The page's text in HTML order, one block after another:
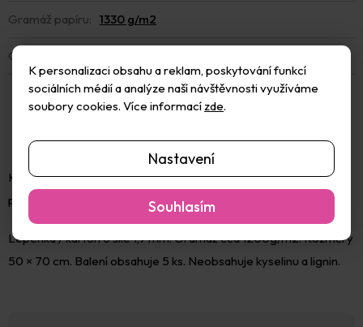
K personalizaci obsahu a reklam, poskytování funkcí
sociálních médií a analýze naší návštěvnosti využíváme
soubory cookies. Více informacízde.
Nastavení
Souhlasím
Kartonové desky k výrobě alb, diářů, deníků, bloků apod. Ideální
pro školní projekty nebo do kanceláře.
Lepenka / karton o síle 1,9 mm. Gramáž cca 1200g/m2. Rozměry
50 × 70 cm. Balení obsahuje 5 ks. Neobsahuje kyselinu a lignin.
Gramáž papíru: 1330 g/m2
Obsah balení